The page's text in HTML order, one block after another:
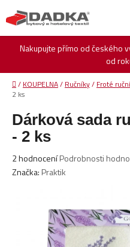
na
obsah
Nakupujte přímo od českého
od
Domů
/ KOUPELNA/ Ručníky/ Froté
2 ks
Dárková sada
- 2 ks
Průměrné
hodnocení
2 hodnoceníPodrobnosti
Značka: Praktik